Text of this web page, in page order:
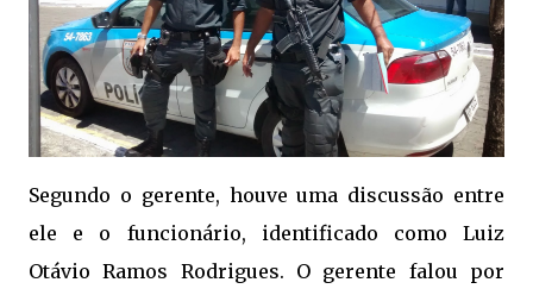
Segundo o gerente, houve uma discussão entre
ele e o funcionário, identificado como Luiz
Otávio Ramos Rodrigues. O gerente falou por